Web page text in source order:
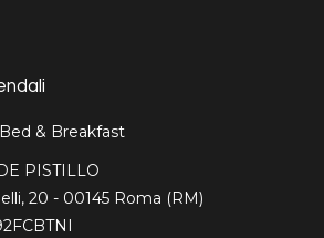
& Breakfast
PISTILLO
20 - 00145 Roma (RM)